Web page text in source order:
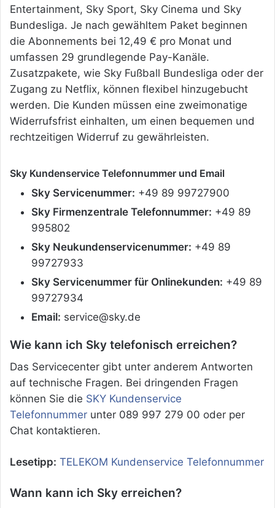
Entertainment, Sky Sport, Sky Cinema und Sky
Bundesliga. Je nach gewähltem Paket beginnen
die Abonnements bei 12,49 € pro Monat und
umfassen 29 grundlegende Pay-Kanäle.
Zusatzpakete, wie Sky Fußball Bundesliga oder der
Zugang zu Netflix, können flexibel hinzugebucht
werden. Die Kunden müssen eine zweimonatige
Widerrufsfrist einhalten, um einen bequemen und
rechtzeitigen Widerruf zu gewährleisten.
Sky Kundenservice Telefonnummer und Email
Sky Servicenummer: +49 89 99727900
Sky Firmenzentrale Telefonnummer: +49 89
995802
Sky Neukundenservicenummer: +49 89
99727933
Sky Servicenummer für Onlinekunden: +49 89
99727934
Email: service@sky.de
Wie kann ich Sky telefonisch erreichen?
Das Servicecenter gibt unter anderem Antworten
auf technische Fragen. Bei dringenden Fragen
können Sie die SKY Kundenservice
Telefonnummer unter 089 997 279 00 oder per
Chat kontaktieren.
Lesetipp: TELEKOM Kundenservice Telefonnummer
Wann kann ich Sky erreichen?